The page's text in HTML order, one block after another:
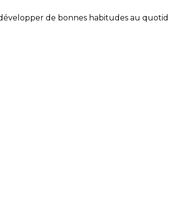
de bonnes habitudes au